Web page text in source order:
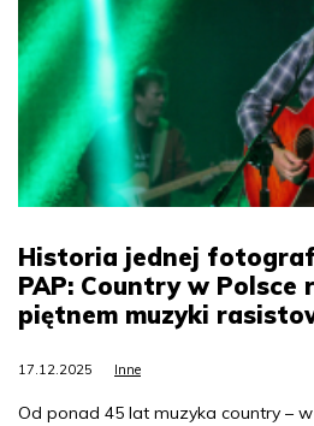
Historia jednej
PAP: Country w Polsce
piętnem muzyki
17.12.2025 Inne
Od ponad 45 lat muzyka country –